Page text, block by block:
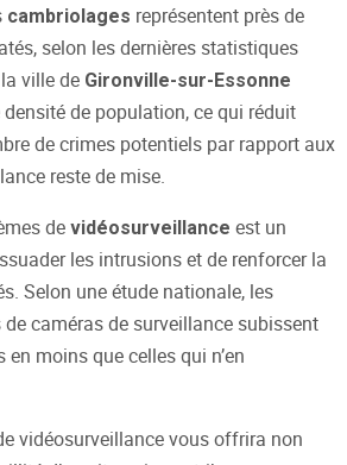
cambriolages représentent près de
selon les dernières statistiques
ville de Gironville-sur-Essonne
de population, ce qui réduit
de crimes potentiels par rapport aux
reste de mise.
de vidéosurveillance est un
les intrusions et de renforcer la
Selon une étude nationale, les
caméras de surveillance subissent
moins que celles qui n’en
vidéosurveillance vous offrira non